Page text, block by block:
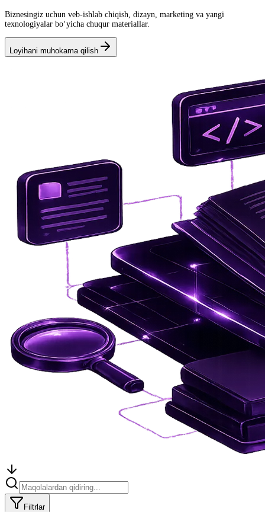
Biznesingiz uchun veb-ishlab chiqish, dizayn, marketing va yangi
texnologiyalar bo‘yicha chuqur materiallar.
Loyihani muhokama qilish
Filtrlar